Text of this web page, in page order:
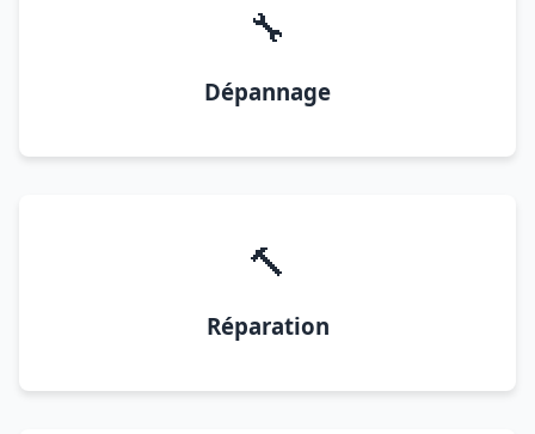
🔧
Dépannage
🔨
Réparation